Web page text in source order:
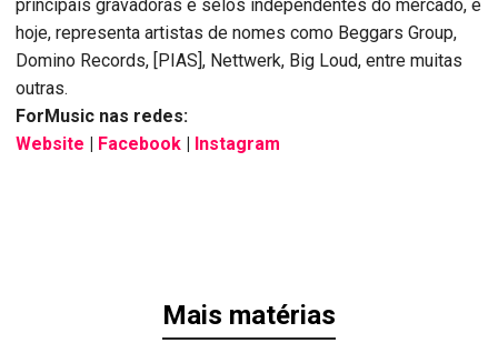
principais gravadoras e selos independentes do mercado, e
hoje, representa artistas de nomes como Beggars Group,
Domino Records, [PIAS], Nettwerk, Big Loud, entre muitas
outras.
ForMusic nas redes:
Website | Facebook | Instagram
Mais matérias